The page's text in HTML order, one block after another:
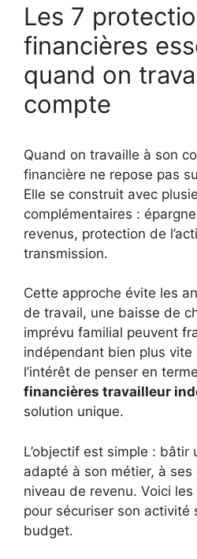
Les 7
financières
quand on
compte
Quand on travaille à son
financière ne repose pas
Elle se construit avec
complémentaires :
revenus, protection de
transmission.
Cette approche évite les
de travail, une baisse de
imprévu familial peuvent
indépendant bien plus vite
l’intérêt de penser en
financières travailleur
solution unique.
L’objectif est simple : bâtir
adapté à son métier, à
niveau de revenu. Voici
pour sécuriser son activité
budget.